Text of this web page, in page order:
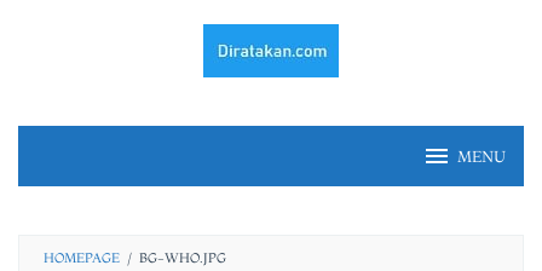
MENU
HOMEPAGE / BG-WHO.JPG